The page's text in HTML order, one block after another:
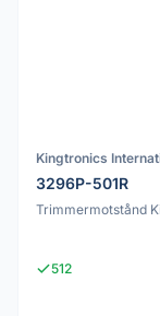
Kingtronics
3296P-501R
Trimmermotstånd
512